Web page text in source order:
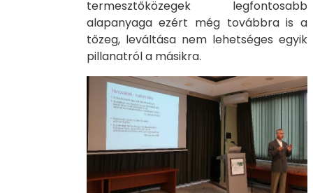
termesztőközegek legfontosabb
alapanyaga ezért még továbbra is a
tőzeg, leváltása nem lehetséges egyik
pillanatról a másikra.